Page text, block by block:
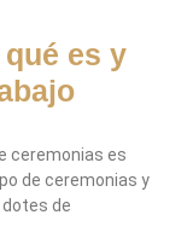
es y
ceremonias es
de ceremonias y
de